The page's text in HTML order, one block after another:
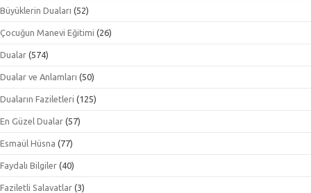
Büyüklerin Duaları (52)
Çocuğun Manevi Eğitimi (26)
Dualar (574)
Dualar ve Anlamları (50)
Duaların Faziletleri (125)
En Güzel Dualar (57)
Esmaül Hüsna (77)
Faydalı Bilgiler (40)
Faziletli Salavatlar (3)